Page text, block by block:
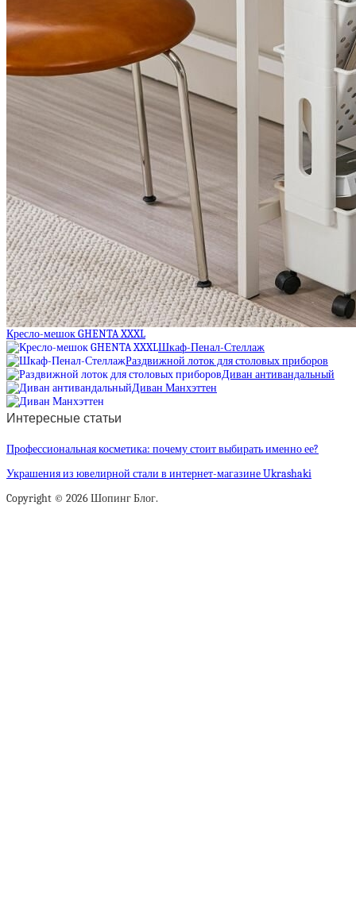
Кресло-мешок GHENTA XXXL
Шкаф-Пенал-Стеллаж
Раздвижной лоток для столовых приборов
Диван антивандальный
Диван Манхэттен
Интересные статьи
Профессиональная косметика: почему стоит выбирать именно ее?
Украшения из ювелирной стали в интернет-магазине Ukrashaki
Copyright © 2026 Шопинг Блог.